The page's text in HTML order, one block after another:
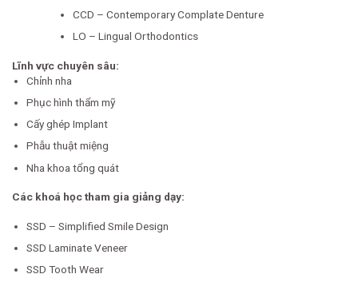
CCD – Contemporary Complate Denture
LO – Lingual Orthodontics
Lĩnh vực chuyên sâu:
Chỉnh nha
Phục hình thẩm mỹ
Cấy ghép Implant
Phẫu thuật miệng
Nha khoa tổng quát
Các khoá học tham gia giảng dạy:
SSD – Simplified Smile Design
SSD Laminate Veneer
SSD Tooth Wear